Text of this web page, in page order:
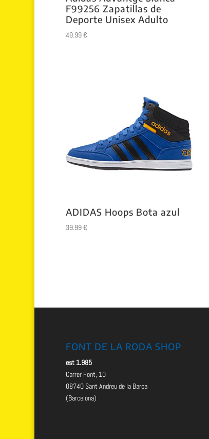
F99256 Zapatillas de
Deporte Unisex Adulto
49.99€
ADIDAS Hoops Bota azul
39.99€
FONT DE LA RODA SHOP
est 1.985
Carrer Font, 10
08740 Sant Andreu de la Barca
(Barcelona)